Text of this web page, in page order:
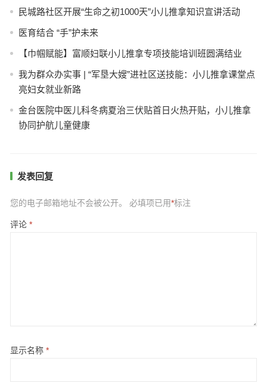
民城路社区开展“生命之初1000天”小儿推拿知识宣讲活动
医育结合 “手”护未来
【巾帼赋能】富顺妇联小儿推拿专项技能培训班圆满结业
我为群众办实事 | “军垦大嫂”进社区送技能：小儿推拿课堂点
亮妇女就业新路
金台医院中医儿科冬病夏治三伏贴首日火热开贴，小儿推拿
协同护航儿童健康
发表回复
您的电子邮箱地址不会被公开。 必填项已用*标注
评论 *
显示名称 *